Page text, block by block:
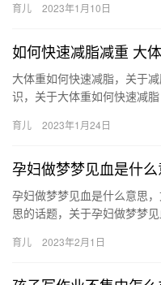
…
育儿 2023年1月10日
如何快速减脂减重 大
大体重如何快速减脂，关于
识，关于大体重如何快速减
体…
育儿 2023年1月24日
孕妇做梦梦见血是什
孕妇做梦梦见血是什么意思
思的话题，关于孕妇做梦梦
夫…
育儿 2023年2月1日